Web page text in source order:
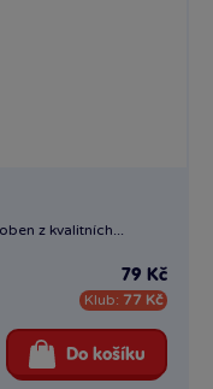
z kvalitních...
79 Kč
Klub: 77 Kč
Do košíku